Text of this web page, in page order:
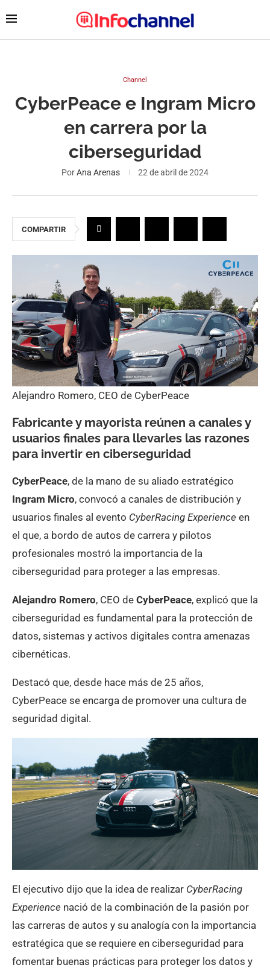
Channel
CyberPeace e Ingram Micro
en carrera por la
ciberseguridad
PorAna Arenas 22 de abril de 2024
COMPARTIR
Alejandro Romero, CEO de CyberPeace
Fabricante y mayorista reúnen a canales y
usuarios finales para llevarles las razones
para invertir en ciberseguridad
CyberPeace, de la mano de su aliado estratégico
Ingram Micro, convocó a canales de distribución y
usuarios finales al evento CyberRacing Experience en
el que, a bordo de autos de carrera y pilotos
profesionales mostró la importancia de la
ciberseguridad para proteger a las empresas.
Alejandro Romero, CEO de CyberPeace, explicó que la
ciberseguridad es fundamental para la protección de
datos, sistemas y activos digitales contra amenazas
cibernéticas.
Destacó que, desde hace más de 25 años,
CyberPeace se encarga de promover una cultura de
seguridad digital.
El ejecutivo dijo que la idea de realizar CyberRacing
Experience nació de la combinación de la pasión por
las carreras de autos y su analogía con la importancia
estratégica que se requiere en ciberseguridad para
fomentar buenas prácticas para proteger los datos y